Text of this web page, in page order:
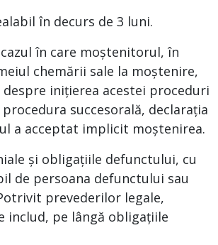
în decurs de 3 luni.
în care moștenitorul, în
chemării sale la moștenire,
inițierea acestei proceduri
succesorală, declarația
a acceptat implicit moștenirea.
și obligațiile defunctului, cu
de persoana defunctului sau
prevederilor legale,
includ, pe lângă obligațiile